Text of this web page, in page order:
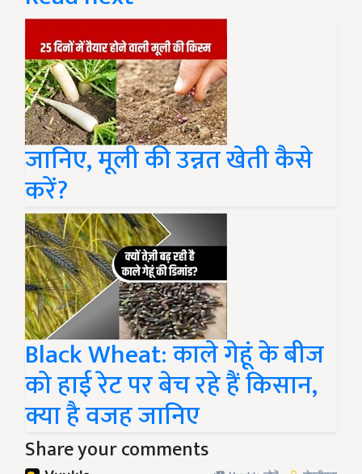
जानिए, मूली की उन्नत खेती कैसे
करें?
Black Wheat: काले गेहूं के बीज
को हाई रेट पर बेच रहे हैं किसान,
क्या है वजह जानिए
Share your comments